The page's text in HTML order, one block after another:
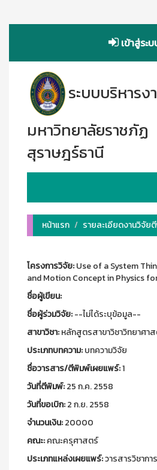
เข้าสู่ระบ
ระบบบริหารง
มหาวิทยาลัยราชภัฏ
สุราษฎร์ธานี
หน้าแรก
รายละเอียดงานวิจั
โครงการวิจัย:Use of a System
and Motion Concept in Physics
ชื่อผู้เขียน:
ชื่อผู้ร่วมวิจัย:--ไม่ได้ระบุข้อมูล--
สาขาวิชา:หลักสูตรสาขาวิชาวิทยาศา
ประเภทบทความ:บทความวิจัย
ชื่อวารสาร/ตีพิมพ์เผยแพร์:1
วันที่ตีพิมพ์:25 ก.ค. 2558
วันที่ขอเบิก:2 ก.ย. 2558
จำนวนเงิน:20000
คณะ:คณะครุศาสตร์
ประเภทแหล่งเผยแพร์:วารสารวิชากา